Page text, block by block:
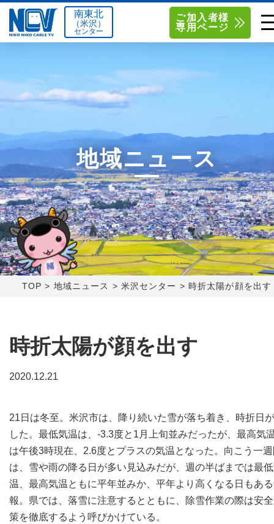
南東北センター（福島）
函館センター 0138-34-2525
新潟センター 025-210-1200
単品料金
お得なセットプラン
料金シミュレーション
サポート
Q&A
センター情報
採用情報
お問い合わせ
お申し込み
〒992-0044
山形県米沢市春日四丁目2-75
0238-24-2525
営業時間 9:00～18:00
南東北センター(福島)
〒960-8252
福島県福島市御山字一本松17-1-
1
0120-173-577
営業時間 9:15～18:00
〒041-0801
北海道函館市桔梗町379-31
0138-34-2525
〒950-1189
新潟県新潟市西区山田2310-39
025-210-1200
営業時間 9:00～18:00
南東北
（米沢）
センター
ご加入者様
専用ページ
地域ニュース
TOP > 地域ニュース > 米沢センター > 時折太陽が顔を出す
時折太陽が顔を出す
2020.12.21
21日は冬至。米沢市は、降り続いた雪が落ち着き、時折日
した。最低気温は、-3.3度と1月上旬並みだったが、最高気
は午後3時現在、2.6度とプラスの気温となった。向こう一
は、雪や雨の降る日が多い見込みだが、週の半ばまでは最
温、最高気温ともに平年並みか、平年より高くなる日もあ
報。県では、落雪に注意するとともに、除雪作業の際は安
策を徹底するよう呼びかけている。